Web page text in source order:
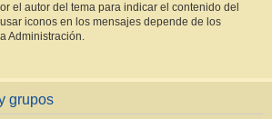
el autor del tema para indicar el contenido del
iconos en los mensajes depende de los
Administración.
grupos